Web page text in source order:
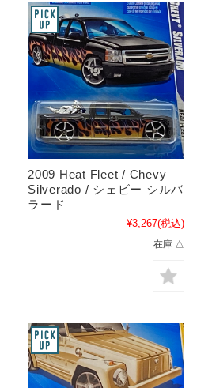
2009 Heat Fleet / Chevy
Silverado / シェビー シルバ
ラード
¥3,267(税込)
在庫 △